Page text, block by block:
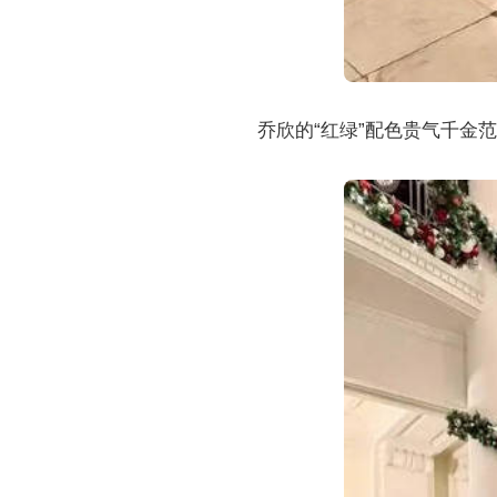
乔欣的“红绿”配色贵气千金